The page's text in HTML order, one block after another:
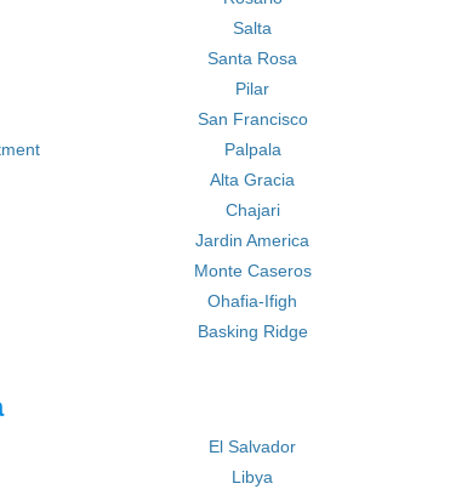
Salta
Santa Rosa
Pilar
San Francisco
Palpala
Alta Gracia
Chajari
Jardin America
Monte Caseros
Ohafia-Ifigh
Basking Ridge
El Salvador
Libya